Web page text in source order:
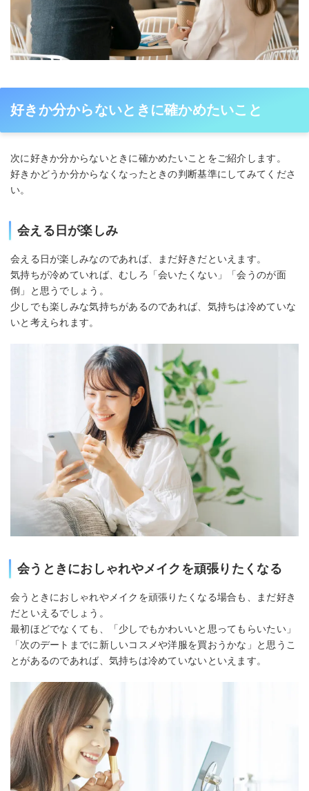
好きか分からないときに確かめたいこと
次に好きか分からないときに確かめたいことをご紹介します。
好きかどうか分からなくなったときの判断基準にしてみてくださ
い。
会える日が楽しみ
会える日が楽しみなのであれば、まだ好きだといえます。
気持ちが冷めていれば、むしろ「会いたくない」「会うのが面
倒」と思うでしょう。
少しでも楽しみな気持ちがあるのであれば、気持ちは冷めていな
いと考えられます。
会うときにおしゃれやメイクを頑張りたくなる
会うときにおしゃれやメイクを頑張りたくなる場合も、まだ好き
だといえるでしょう。
最初ほどでなくても、「少しでもかわいいと思ってもらいたい」
「次のデートまでに新しいコスメや洋服を買おうかな」と思うこ
とがあるのであれば、気持ちは冷めていないといえます。